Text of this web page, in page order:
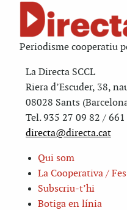
Periodisme cooperatiu
La Directa SCCL
Riera d’Escuder, 38,
08028 Sants
Tel. 935 27 09 82 /
directa@directa.cat
Qui som
La Cooperativa /
Subscriu-t’hi
Botiga en línia